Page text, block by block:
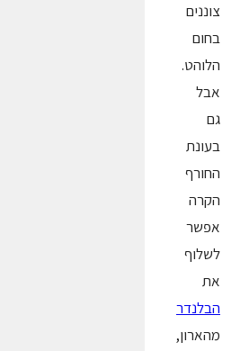
צוננים
בחום
הלוהט.
אבל
גם
בעונת
החורף
הקרה
אפשר
לשלוף
את
הבלנדר
מהארון,